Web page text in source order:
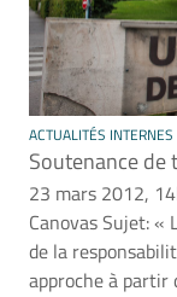
ACTUALITÉS INTERNES
Soutenance de
23 mars 2012,
Canovas Sujet: «
de la
approche à partir